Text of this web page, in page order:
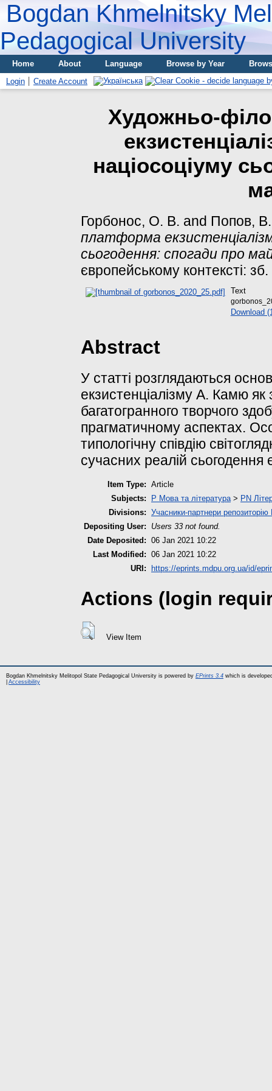
Bogdan Khmelnitsky
Pedagogical University
Home About Language Browse by Year
Login
Create Account
Художньо-
націосоціуму
Горбонос, О. В. and Попов,
платформа
сьогодення: спогади про
європейському контексті:
Text
Download
Abstract
У статті розглядаються
екзистенціалізму А. Камю як
багатогранного творчого
прагматичному аспектах.
типологічну співдію
сучасних реалій сьогодення
Item Type: Article
Subjects:
P Мова та література> PN
Divisions: Учасники-партнери
Depositing User:
Users 33 not found.
Date Deposited: 06 Jan 2021 10:22
Last Modified: 06 Jan 2021 10:22
URI:
https://eprints.mdpu.org.ua/id/
Actions (login
View Item
Bogdan Khmelnitsky Melitopol State Pedagogical University is powered by EPrints 3.4 which is
Accessibility